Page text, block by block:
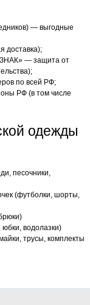
— выгодные
доставка);
ЗНАК» — защита от
по всей РФ;
РФ (в том числе
одежды
песочники,
(футболки, шорты,
водолазки)
трусы, комплекты